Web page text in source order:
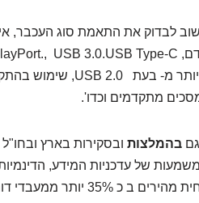
לבדוק את התאמת סוג העכבר,
גםבהמלצות ובסקירות בארץ
של עדכניות המידע,